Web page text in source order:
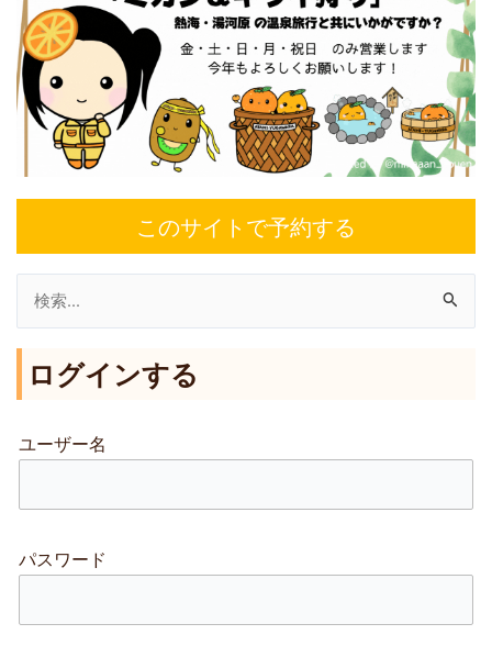
このサイトで予約する
索
象
ログインする
ユーザー名
パスワード